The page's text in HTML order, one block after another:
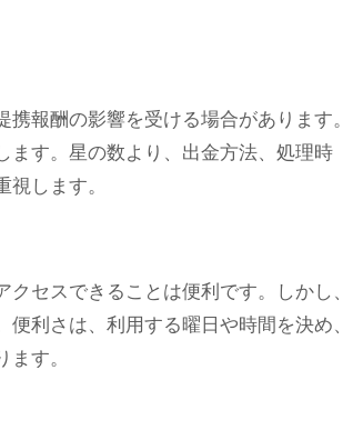
報酬の影響を受ける場合があります。
ます。星の数より、出金方法、処理時
します。
セスできることは便利です。しかし、
利さは、利用する曜日や時間を決め、
す。